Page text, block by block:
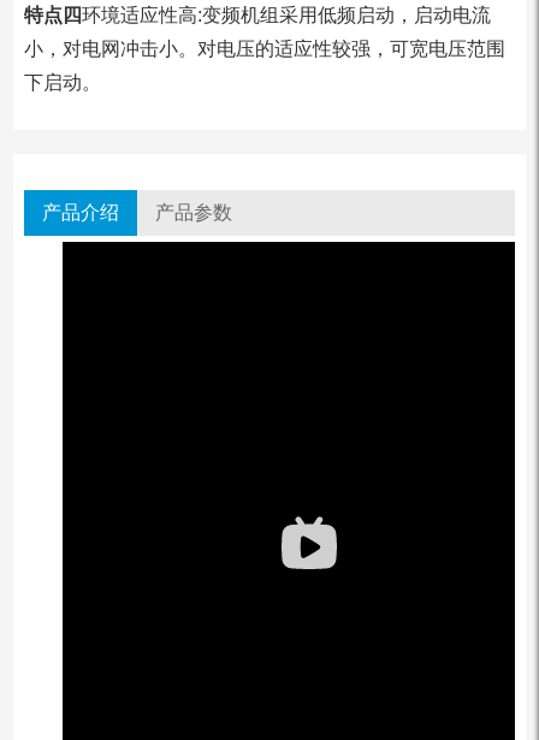
特点四环境适应性高:变频机组采用低频启动，启动电流
小，对电网冲击小。对电压的适应性较强，可宽电压范围
下启动。
产品介绍 产品参数